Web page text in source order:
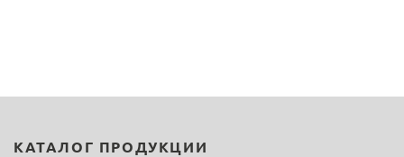
КАТАЛОГ ПРОДУКЦИИ